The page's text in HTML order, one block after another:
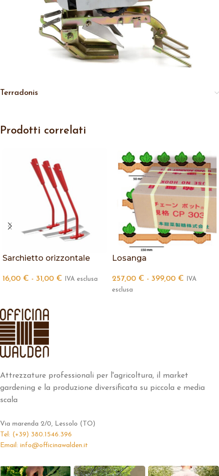
Terradonis
Prodotti correlati
Sarchietto orizzontale
16,00 € - 31,00 € IVA esclusa
Losanga
257,00 € - 399,00 €
IVA
esclusa
Attrezzature professionali per l'agricoltura, il market
gardening e la produzione diversificata su piccola e media
scala
Via marenda 2/0, Lessolo (TO)
Tel: (+39) 380.1546.396
Email: info@officinawalden.it